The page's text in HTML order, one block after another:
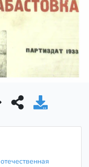
отечественная